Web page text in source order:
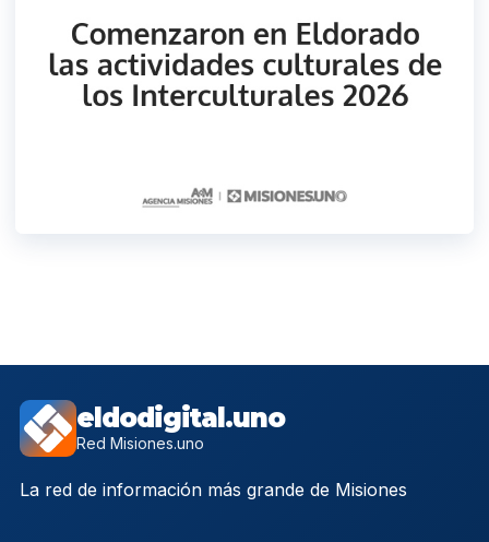
eldodigital.uno
Red Misiones.uno
La red de información más grande de Misiones